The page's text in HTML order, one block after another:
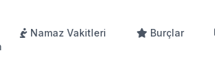
Namaz Vakitleri Burçlar